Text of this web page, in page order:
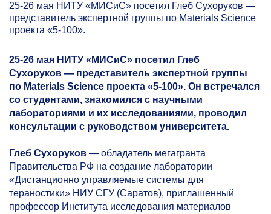
25-26 мая НИТУ «МИСиС» посетил Глеб Сухоруков —
представитель экспертной группы по Materials Science
проекта «5-100».
25-26 мая НИТУ «МИСиС» посетил Глеб
Сухоруков — представитель экспертной группы
по Materials Science проекта «5-100». Он встречался
со студентами, знакомился с научными
лабораториями и их исследованиями, проводил
консультации с руководством университета.
Глеб Сухоруков — обладатель мегагранта
Правительства РФ на создание лаборатории
«Дистанционно управляемые системы для
тераностики» НИУ СГУ (Саратов), приглашенный
профессор Института исследования материалов